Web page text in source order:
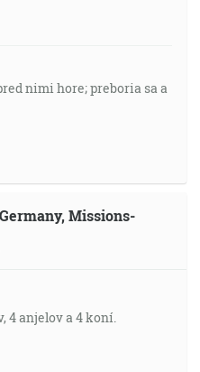
nimi hore; preboria sa a
Missions-
4 anjelov a 4 koní.